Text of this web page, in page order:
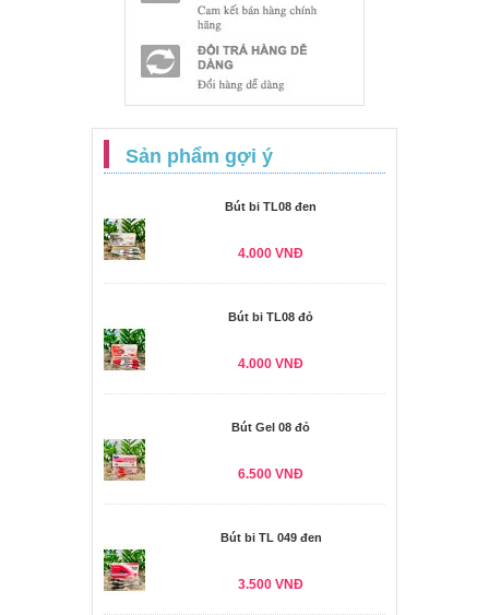
Sản phẩm gợi ý
Bút bi TL08 đen
4.000 VNĐ
Bút bi TL08 đỏ
4.000 VNĐ
Bút Gel 08 đỏ
6.500 VNĐ
Bút bi TL 049 đen
3.500 VNĐ